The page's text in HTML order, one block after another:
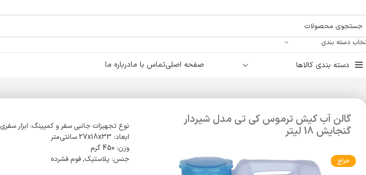
دسته بندی
دسته بندی کالاها صفحه اصلیتماس با مادرباره ما
گالن آب کیش ترموس کی تی مدل شیردار
گنجایش 18 لیتر
حراج
نوع تجهیزات جانبی سفر و کمپینگ: ابزار سفری
ابعاد: 27x18x33 سانتی‌متر
وزن: 450 گرم
جنس: پلاستیک, فوم فشرده